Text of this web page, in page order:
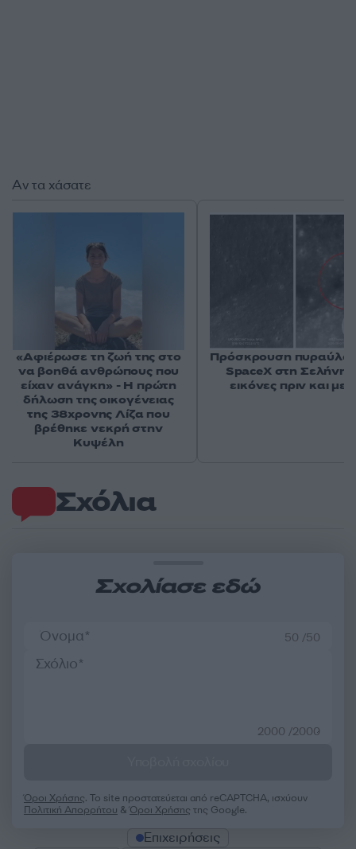
Σχόλια
Σχολίασε εδώ
50 /50
2000 /2000
Όροι Χρήσης. Το site προστατεύεται από reCAPTCHA, ισχύουν
Πολιτική Απορρήτου &Όροι Χρήσης της Google.
Επιχειρήσεις
Αν τα χάσατε
«Αφιέρωσε τη ζωή της στο
να βοηθά ανθρώπους που
είχαν ανάγκη» - Η πρώτη
δήλωση της οικογένειας
της 38χρονης Λίζα που
βρέθηκε νεκρή στην
Κυψέλη
Πρόσκρουση
SpaceX στη Σελήνη:
εικόνες πριν και